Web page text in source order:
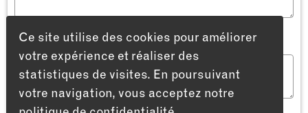
Commentaire
Ce site utilise des cookies pour améliorer
votre expérience et réaliser des
statistiques de visites. En poursuivant
votre navigation, vous acceptez notre